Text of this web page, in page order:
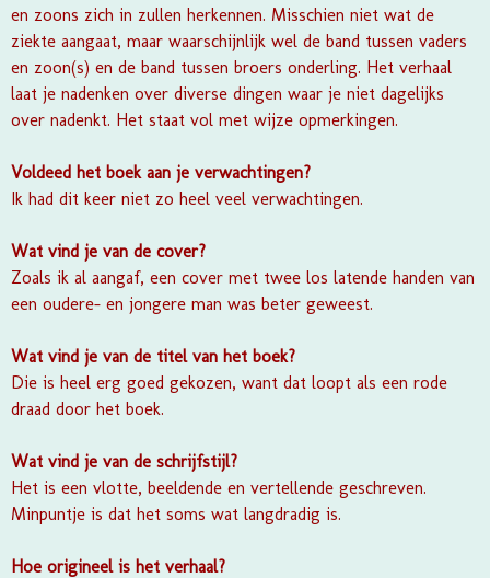
en zoons zich in zullen herkennen. Misschien niet wat de
ziekte aangaat, maar waarschijnlijk wel de band tussen vaders
en zoon(s) en de band tussen broers onderling. Het verhaal
laat je nadenken over diverse dingen waar je niet dagelijks
over nadenkt. Het staat vol met wijze opmerkingen.
Voldeed het boek aan je verwachtingen?
Ik had dit keer niet zo heel veel verwachtingen.
Wat vind je van de cover?
Zoals ik al aangaf, een cover met twee los latende handen van
een oudere- en jongere man was beter geweest.
Wat vind je van de titel van het boek?
Die is heel erg goed gekozen, want dat loopt als een rode
draad door het boek.
Wat vind je van de schrijfstijl?
Het is een vlotte, beeldende en vertellende geschreven.
Minpuntje is dat het soms wat langdradig is.
Hoe origineel is het verhaal?